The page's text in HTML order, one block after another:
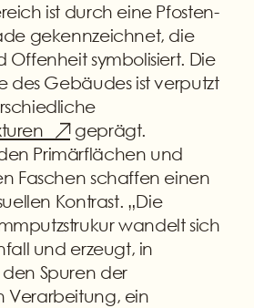
ist durch eine Pfosten-
gekennzeichnet, die
Offenheit symbolisiert. Die
des Gebäudes ist verputzt
geprägt.
Primärflächen und
Faschen schaffen einen
Kontrast. „Die
wandelt sich
und erzeugt, in
Spuren der
Verarbeitung, ein